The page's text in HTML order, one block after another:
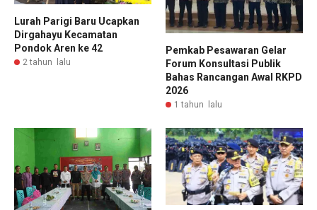
Lurah Parigi Baru Ucapkan
Dirgahayu Kecamatan
Pondok Aren ke 42
2 tahun lalu
Pemkab Pesawaran Gelar
Forum Konsultasi Publik
Bahas Rancangan Awal RKPD
2026
1 tahun lalu